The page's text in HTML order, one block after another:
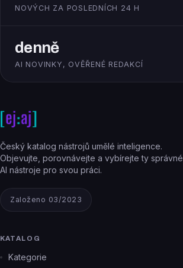
NOVÝCH ZA POSLEDNÍCH 24 H
denně
AI NOVINKY, OVĚŘENÉ REDAKCÍ
Český katalog nástrojů umělé inteligence.
Objevujte, porovnávejte a vybírejte ty správné
AI nástroje pro svou práci.
Založeno 03/2023
KATALOG
Kategorie